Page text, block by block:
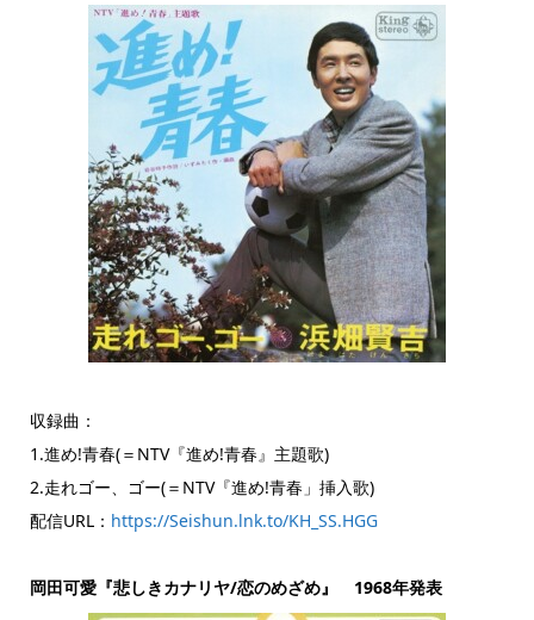
収録曲：
1.進め!青春(＝NTV『進め!青春』主題歌)
2.走れゴー、ゴー(＝NTV『進め!青春」挿入歌)
配信URL： https://Seishun.lnk.to/KH_SS.HGG
岡田可愛『悲しきカナリヤ/恋のめざめ』 1968年発表